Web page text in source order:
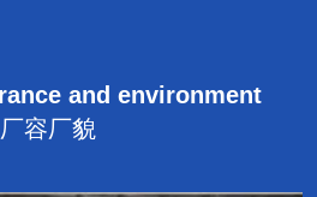
and environment
厂容厂貌